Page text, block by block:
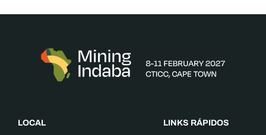
LOCAL
LINKS RÁPIDOS